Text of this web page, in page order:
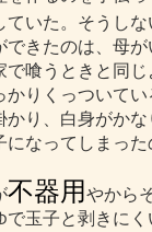
ていた。そうし
できたのは、母
喰うときと同
りくっついて
り、白身がか
になってしまっ
不器用 やから
玉子と剥きに